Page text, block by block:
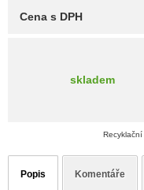
Cena s DPH
skladem
Popis Komentáře